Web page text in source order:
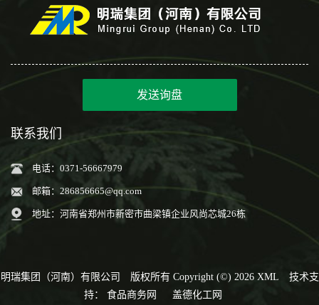
发送询盘
联系我们
电话：0371-56667979
邮箱： 286856665@qq.com
地址：河南省郑州市新密市曲梁镇企业风尚芯城26栋
明瑞集团（河南）有限公司 版权所有 Copyright (©) 2026 XML
技术支
持： 食品商务网 盖德化工网